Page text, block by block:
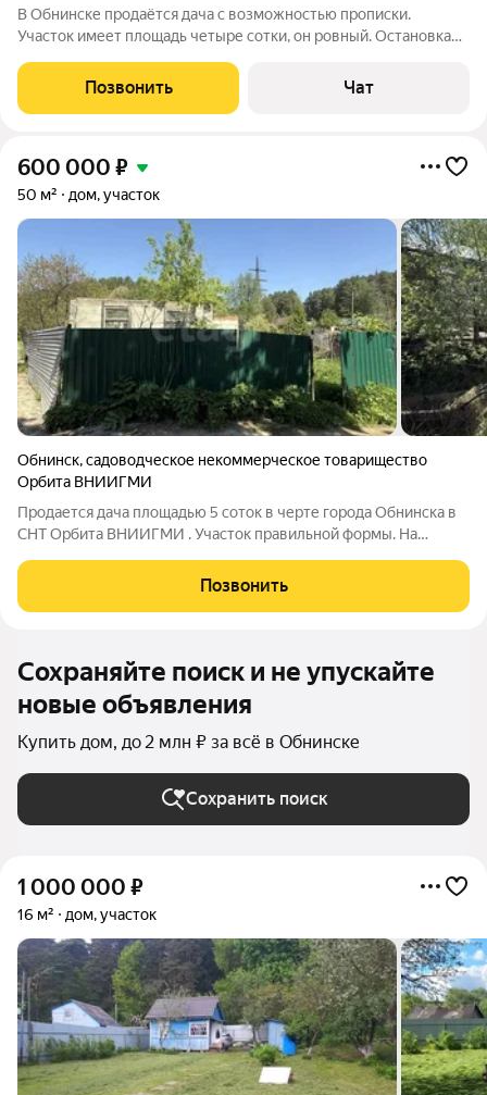
В Обнинске продаётся дача с возможностью прописки.
Участок имеет площадь четыре сотки, он ровный. Остановка
Рядом расположен магазин «Светофор». Расстояние до МКАД
составляет 90 километров по
Позвонить Чат
600 000 ₽
50 м² дом, участок
Обнинск,садоводческое некоммерческое товарищество
Орбита ВНИИГМИ
Продается дача площадью 5 соток в черте города Обнинска в
СНТ Орбита ВНИИГМИ . Участок правильной формы. На
фундаментом. На участке есть теплица. Вырыт колодец.
Электричество заведено. Участок
Позвонить
Сохраняйте поиск и не упускайте
новые объявления
Купить дом, до 2 млн ₽ за всё в Обнинске
Сохранить поиск
1 000 000 ₽
16 м² дом, участок